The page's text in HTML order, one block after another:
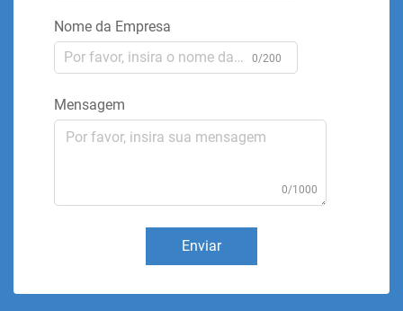
Nome da Empresa
0/200
Mensagem
0/1000
Enviar